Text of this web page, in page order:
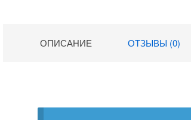
ОПИСАНИЕ ОТЗЫВЫ (0)